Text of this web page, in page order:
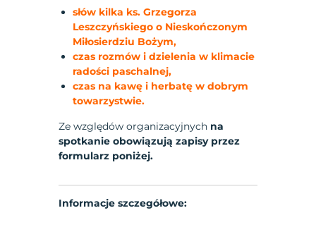
słów kilka ks. Grzegorza
Leszczyńskiego o Nieskończonym
Miłosierdziu Bożym,
czas rozmów i dzielenia w klimacie
radości paschalnej,
czas na kawę i herbatę w dobrym
towarzystwie.
Ze względów organizacyjnych na
spotkanie obowiązują zapisy przez
formularz poniżej.
Informacje szczegółowe: